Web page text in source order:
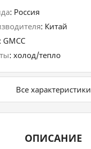
: Россия
: Китай
: GMCC
: холод/тепло
Все характеристики
ОПИСАНИЕ